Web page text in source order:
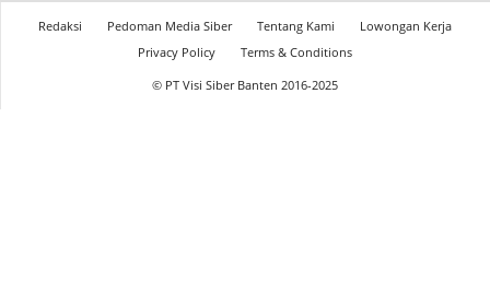
Redaksi Pedoman Media Siber Tentang Kami
Lowongan Kerja
Privacy Policy
Terms & Conditions
© PT Visi Siber Banten 2016-2025